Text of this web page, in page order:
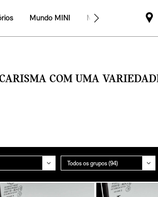
Mundo MINI MINI Empresas
COM UMA
Grupo